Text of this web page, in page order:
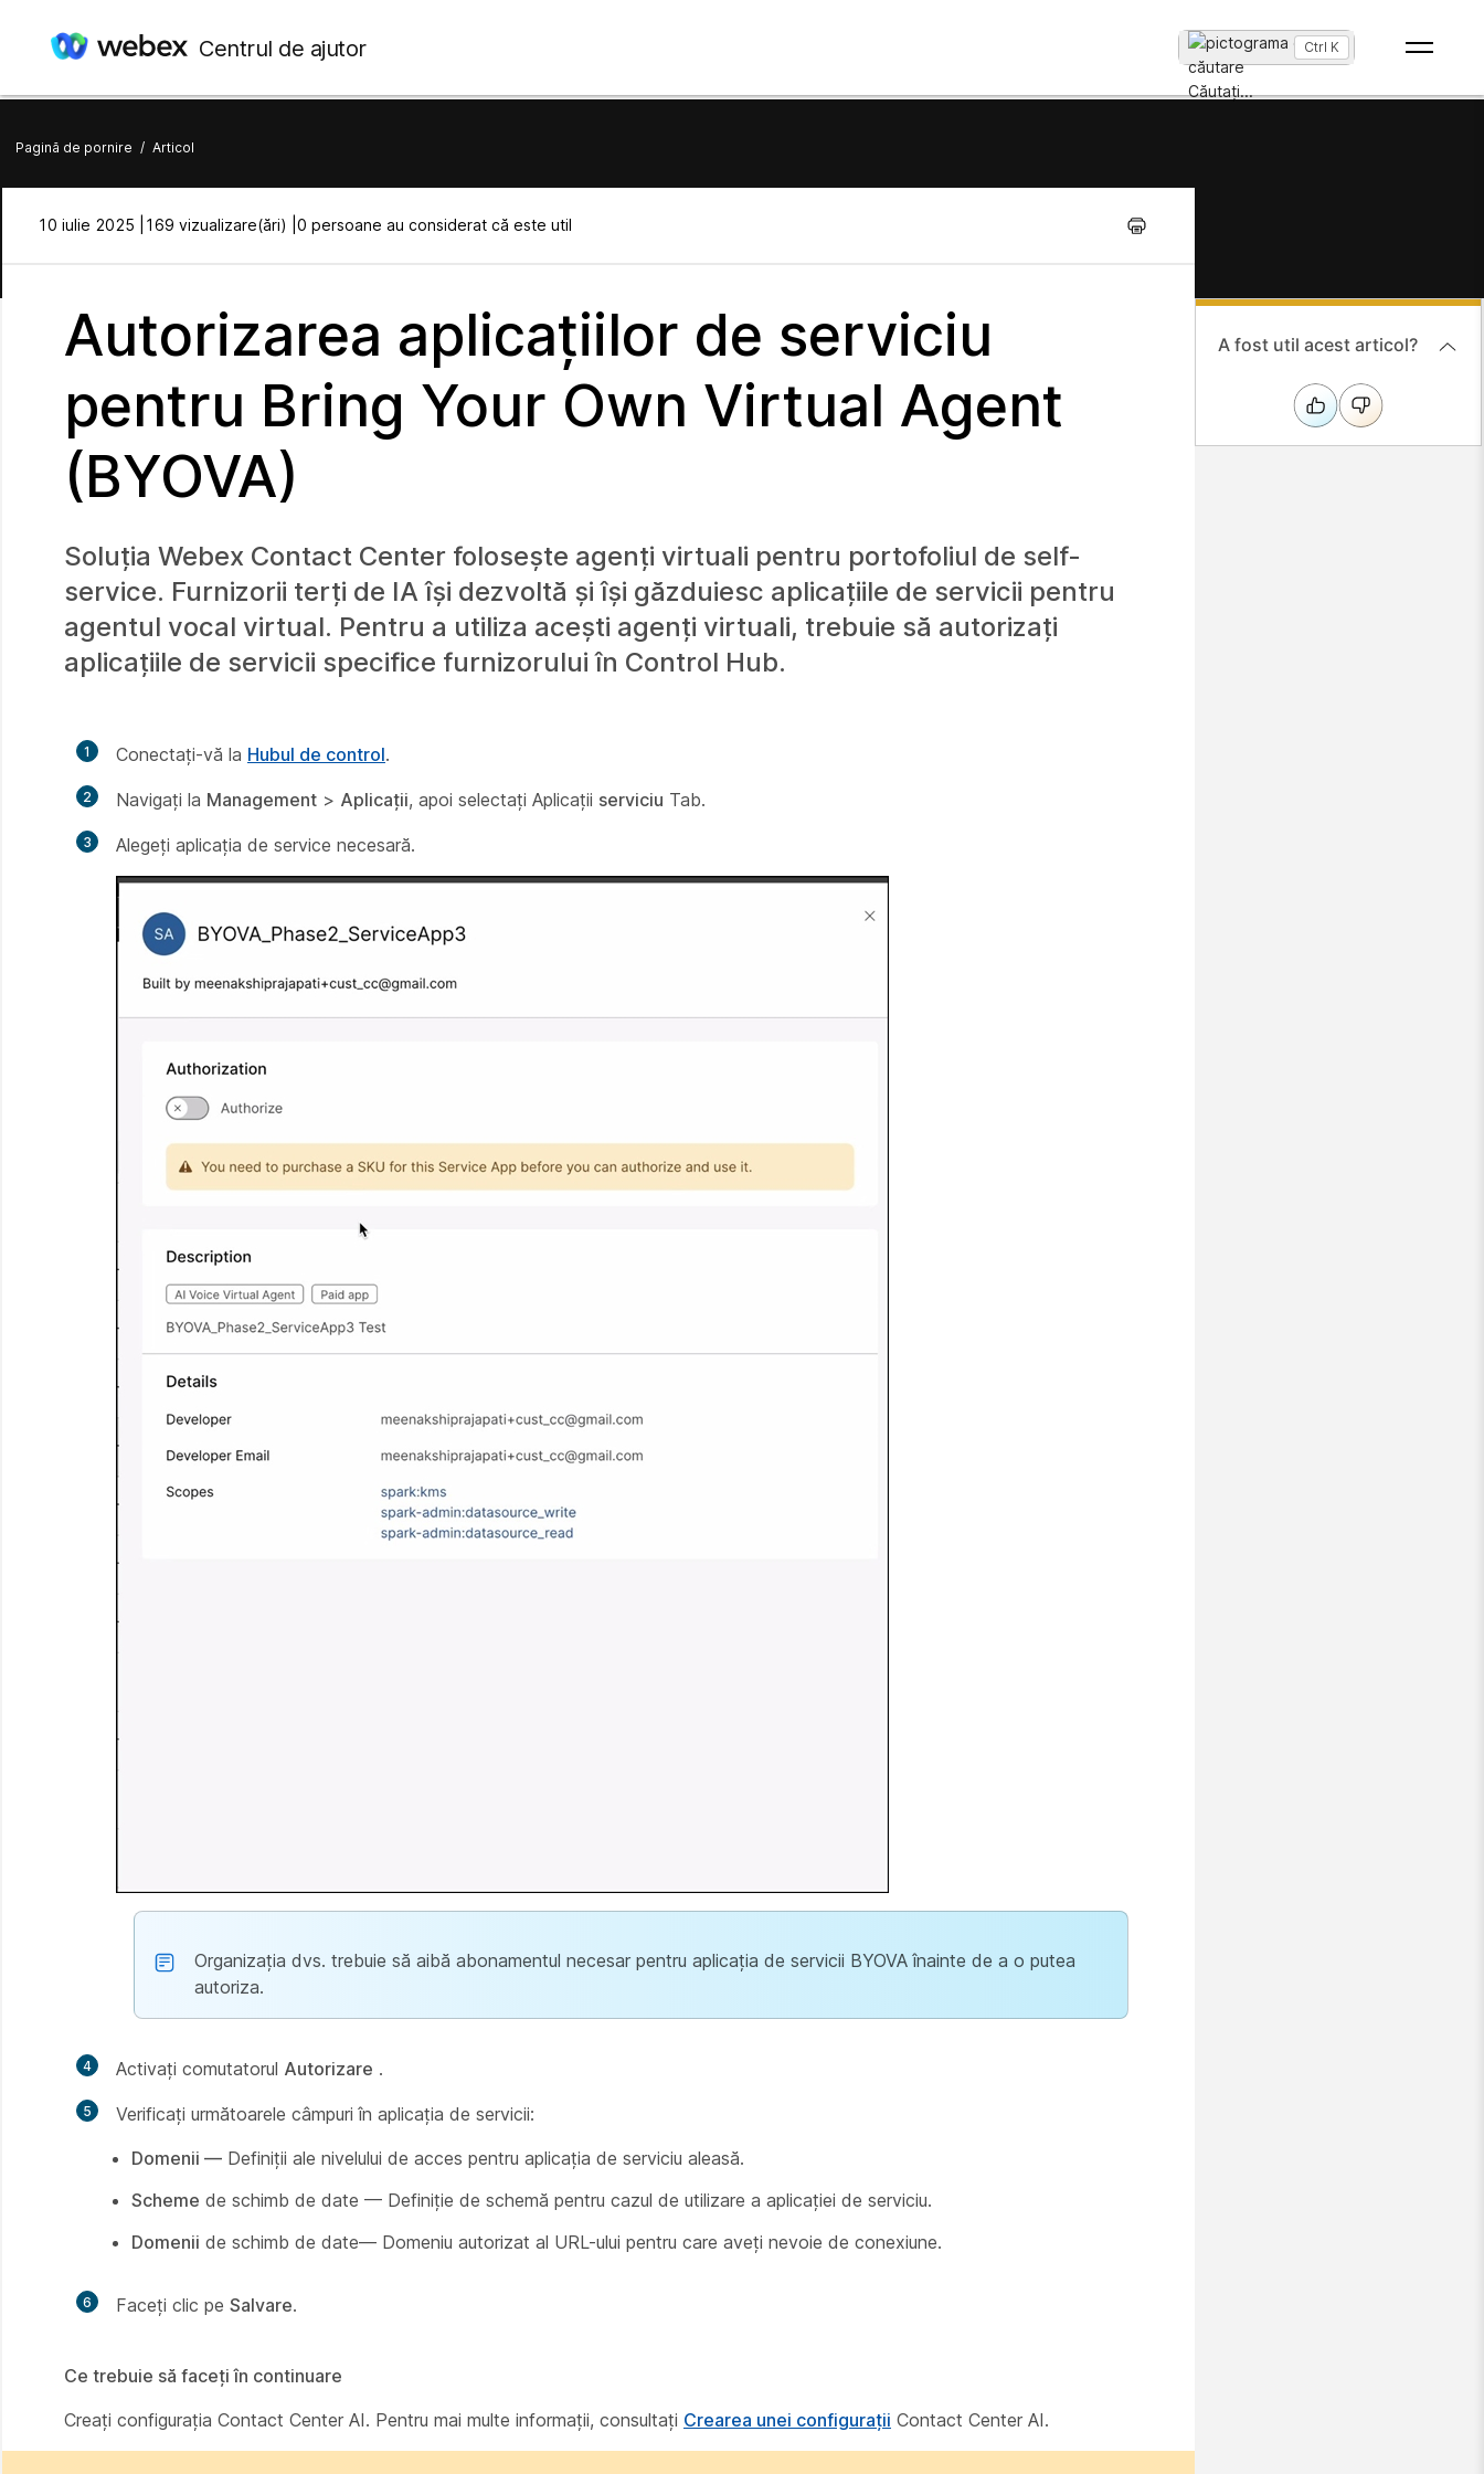
Centrul de ajutor
Căutați...
Ctrl K
Pagină de pornire / Articol
10 iulie 2025 | 169 vizualizare(ări) | 0 persoane au considerat că este util
Autorizarea aplicațiilor de serviciu
pentru Bring Your Own Virtual Agent
(BYOVA)
Soluția Webex Contact Center folosește agenți virtuali pentru portofoliul de self-
service. Furnizorii terți de IA își dezvoltă și își găzduiesc aplicațiile de servicii pentru
agentul vocal virtual. Pentru a utiliza acești agenți virtuali, trebuie să autorizați
aplicațiile de servicii specifice furnizorului în Control Hub.
1 Conectați-vă la Hubul de control.
2 Navigați la Management > Aplicații, apoi selectați Aplicații serviciu Tab.
3 Alegeți aplicația de service necesară.
Organizația dvs. trebuie să aibă abonamentul necesar pentru aplicația de servicii BYOVA înainte de a o putea
autoriza.
4 Activați comutatorul Autorizare .
5
Verificați următoarele câmpuri în aplicația de servicii:
Domenii — Definiții ale nivelului de acces pentru aplicația de serviciu aleasă.
Scheme de schimb de date — Definiție de schemă pentru cazul de utilizare a aplicației de serviciu.
Domenii de schimb de date— Domeniu autorizat al URL-ului pentru care aveți nevoie de conexiune.
6 Faceți clic pe Salvare.
Ce trebuie să faceți în continuare
Creați configurația Contact Center AI. Pentru mai multe informații, consultați Crearea unei configurații Contact Center AI.
A fost util acest articol?